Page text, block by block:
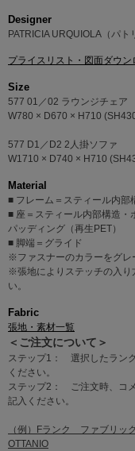
Designer
PATRICIA URQUIOLA（パト
プライスリスト・図面ダウン
Size
577 01／02 ラウンジチェア
W780 × D670 × H710
577 D1／D2 2人掛ソファ
W1710 × D740 × H710
Material
■ フレーム＝スティール内部
■ 座＝スティール内部構造・
パッディング（再生PET）
■ 脚端＝グライド
※ファスナーのカラーをグレ
※張地によりステッチの入り
い。
Fabric
張地・素材一覧
＜ご注文について＞
ステップ1： 選択したラン
ください。
ステップ2： ご注文時、コ
記入ください。
（例）Fランク ファブリッ
OTTANIO